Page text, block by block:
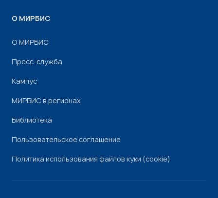
О МИРБИС
О МИРБИС
Пресс-служба
Кампус
МИРБИС в регионах
Библиотека
Пользовательское соглашение
Политика использования файлов куки (cookie)